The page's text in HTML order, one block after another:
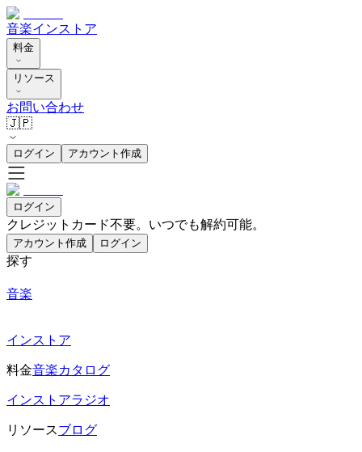
音楽インストア
料金
リソース
お問い合わせ
🇯🇵
ログイン アカウント作成
ログイン
クレジットカード不要。いつでも解約可能。
アカウント作成 ログイン
探す
音楽
インストア
料金音楽カタログ
インストアラジオ
リソースブログ